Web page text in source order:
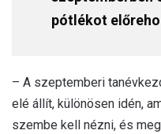
pótlékot
– A szeptemberi
elé állít, különösen idén,
szembe kell nézni, és